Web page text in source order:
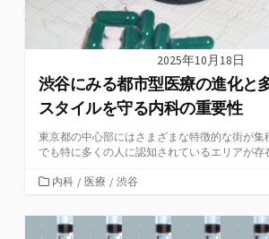
2025年10月18日
渋谷にみる都市型医療の進化と
スタイルを守る内科の重要性
東京都の中心部にはさまざまな特徴的な街が集
でも特に多くの人に認知されているエリアが存
カ
ゴ
リ
内科 / 医療 / 渋谷